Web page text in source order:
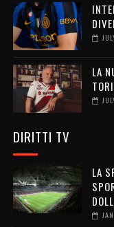
LA
DIRITTI TV
LA